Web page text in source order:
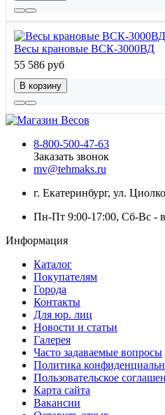
Весы крановые ВСК-3000ВД
55 586 руб
В корзину
8-800-500-47-63
Заказать звонок
mv@tehmaks.ru
г. Екатеринбург, ул.
Пн-Пт 9:00-17:00, Сб-Вс -
Информация
Каталог
Покупателям
Города
Контакты
Для юр. лиц
Новости и статьи
Галерея
Часто задаваемые вопросы
Политика
Пользовательское
Карта сайта
Вакансии